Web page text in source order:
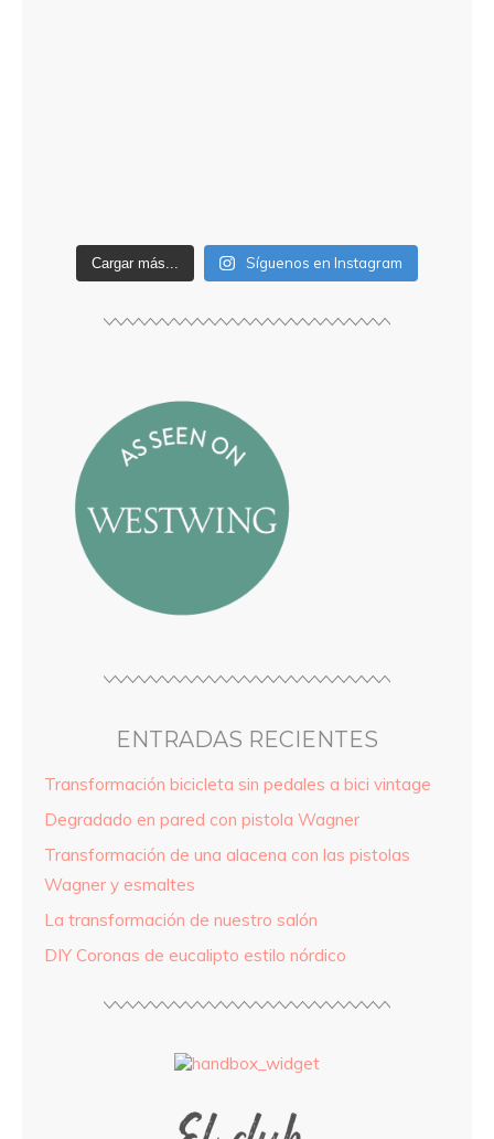
Cargar más... Síguenos en Instagram
ENTRADAS RECIENTES
Transformación bicicleta sin pedales a bici vintage
Degradado en pared con pistola Wagner
Transformación de una alacena con las pistolas
Wagner y esmaltes
La transformación de nuestro salón
DIY Coronas de eucalipto estilo nórdico